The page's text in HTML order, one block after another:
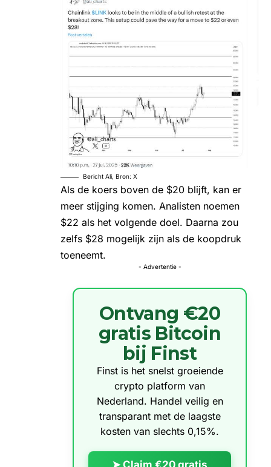
Bericht Ali, Bron: X
Als de koers boven de $20 blijft, kan er
meer stijging komen. Analisten noemen
$22 als het volgende doel. Daarna zou
zelfs $28 mogelijk zijn als de koopdruk
toeneemt.
- Advertentie -
Ontvang €20
gratis Bitcoin
bij Finst
Finst is het snelst groeiende
crypto platform van
Nederland. Handel veilig en
transparant met de laagste
kosten van slechts 0,15%.